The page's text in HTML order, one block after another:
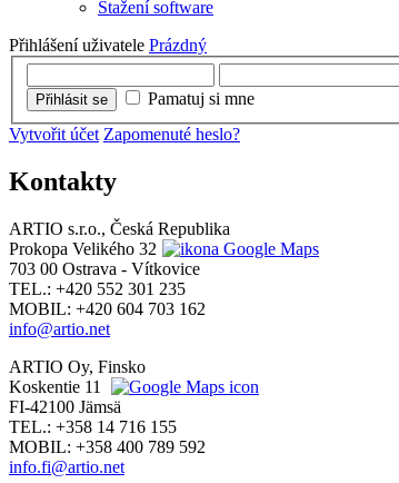
Stažení software
Přihlášení uživatele Prázdný
Přihlásit se
Pamatuj si mne
Vytvořit účet Zapomenuté heslo?
Kontakty
ARTIO s.r.o., Česká Republika
Prokopa Velikého 32
703 00 Ostrava - Vítkovice
TEL.: +420 552 301 235
MOBIL: +420 604 703 162
info@artio.net
ARTIO Oy, Finsko
Koskentie 11
FI-42100 Jämsä
TEL.: +358 14 716 155
MOBIL: +358 400 789 592
info.fi@artio.net